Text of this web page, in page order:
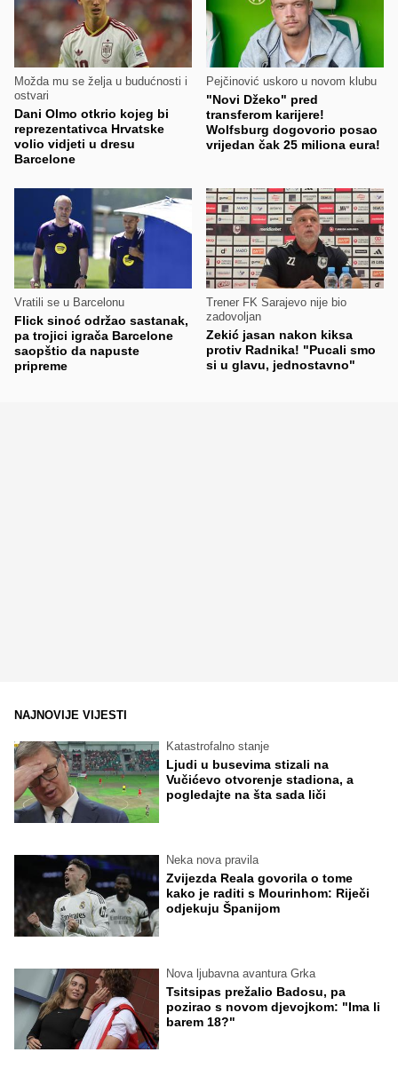
Možda mu se želja u budućnosti i
ostvari
Dani Olmo otkrio kojeg bi
reprezentativca Hrvatske
volio vidjeti u dresu
Barcelone
Pejčinović uskoro u novom klubu
"Novi Džeko" pred
transferom karijere!
Wolfsburg dogovorio posao
vrijedan čak 25 miliona eura!
Vratili se u Barcelonu
Flick sinoć održao sastanak,
pa trojici igrača Barcelone
saopštio da napuste
pripreme
Trener FK Sarajevo nije bio
zadovoljan
Zekić jasan nakon kiksa
protiv Radnika! "Pucali smo
si u glavu, jednostavno"
NAJNOVIJE VIJESTI
Katastrofalno stanje
Ljudi u busevima stizali na
Vučićevo otvorenje stadiona, a
pogledajte na šta sada liči
Neka nova pravila
Zvijezda Reala govorila o tome
kako je raditi s Mourinhom: Riječi
odjekuju Španijom
Nova ljubavna avantura Grka
Tsitsipas prežalio Badosu, pa
pozirao s novom djevojkom: "Ima li
barem 18?"